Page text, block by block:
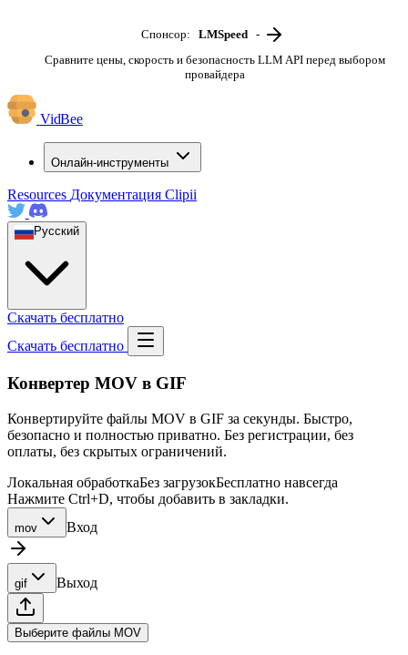
Спонсор: LMSpeed -
Сравните цены, скорость и безопасность LLM API перед выбором
провайдера
VidBee
Онлайн-инструменты
Resources Документация Clipii
Русский
Скачать бесплатно
Скачать бесплатно
Конвертер MOV в GIF
Конвертируйте файлы MOV в GIF за секунды. Быстро,
безопасно и полностью приватно. Без регистрации, без
оплаты, без скрытых ограничений.
Локальная обработкаБез загрузокБесплатно навсегда
Нажмите Ctrl+D, чтобы добавить в закладки.
mov Вход
gif Выход
Выберите файлы MOV